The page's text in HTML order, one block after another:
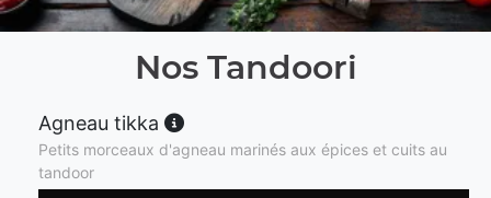
Nos Tandoori
Agneau tikka
Petits morceaux d'agneau marinés aux épices et cuits au
tandoor